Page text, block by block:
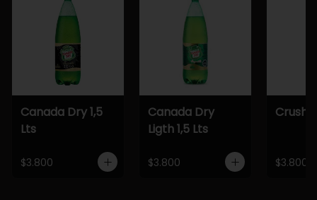
Canada Dry 1,5
Lts
$3.800
Canada Dry
Ligth 1,5 Lts
$3.800
Crush
$3.800